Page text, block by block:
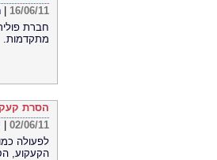
16/06/11
חברת
מתקדמות.
הסרת
02/06/11
לפעולה
הקעקוע,